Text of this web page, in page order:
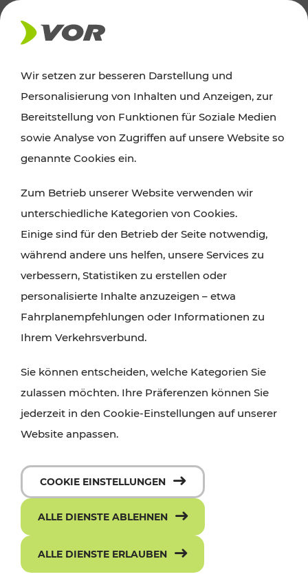
AKTUELLES
Ausflugstipps
Wien, Niederösterreich und das Burgenland
Wanderungen, Kultur und Gastronomie,
Radtouren oder purer Naturgenuss – viele
Attraktionen sind mit den Ticket- und Fahrplan-
Angeboten des VOR gut und schnell erreichbar.
Wir setzen zur besseren Darstellung und
Personalisierung von Inhalten und Anzeigen, zur
Bereitstellung von Funktionen für Soziale Medien
sowie Analyse von Zugriffen auf unsere Website so
genannte Cookies ein.
Zum Betrieb unserer Website verwenden wir
unterschiedliche Kategorien von Cookies.
Einige sind für den Betrieb der Seite notwendig,
während andere uns helfen, unsere Services zu
verbessern, Statistiken zu erstellen oder
personalisierte Inhalte anzuzeigen – etwa
Fahrplanempfehlungen oder Informationen zu
Ihrem Verkehrsverbund.
Sie können entscheiden, welche Kategorien Sie
zulassen möchten. Ihre Präferenzen können Sie
jederzeit in den Cookie-Einstellungen auf unserer
Website anpassen.
COOKIE EINSTELLUNGEN
ALLE DIENSTE ABLEHNEN
ALLE DIENSTE ERLAUBEN